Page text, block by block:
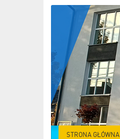
STRONA GŁÓWNA